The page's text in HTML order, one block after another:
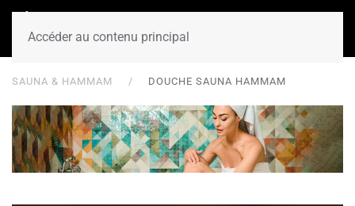
Accéder au contenu principal
SAUNA & HAMMAM DOUCHE SAUNA HAMMAM